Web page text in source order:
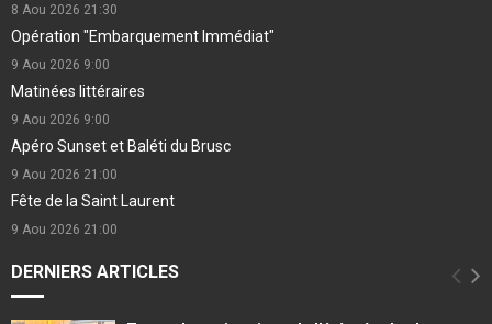
8 Aou 2026 21:30
Opération "Embarquement Immédiat"
9 Aou 2026 9:00
Matinées littéraires
9 Aou 2026 9:00
Apéro Sunset et Baléti du Brusc
9 Aou 2026 21:00
Fête de la Saint Laurent
9 Aou 2026 21:00
DERNIERS ARTICLES